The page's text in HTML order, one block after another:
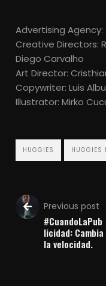
Advertising Agency:
Creative Directors:
Diego Carvalho
Art Director:
Copywriter: Luis
Illustrator: Mirko
HUGGIES HUGGIES
Previous post
#CuandoLaPub
licidad: Cambia
la velocidad.